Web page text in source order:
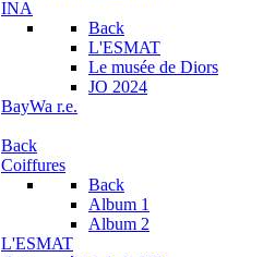
INA
Back
L'ESMAT
Le musée de Diors
JO 2024
BayWa r.e.
Back
Coiffures
Back
Album 1
Album 2
L'ESMAT